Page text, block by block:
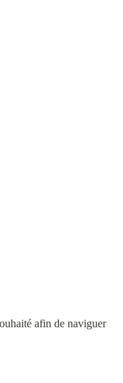
afin de naviguer